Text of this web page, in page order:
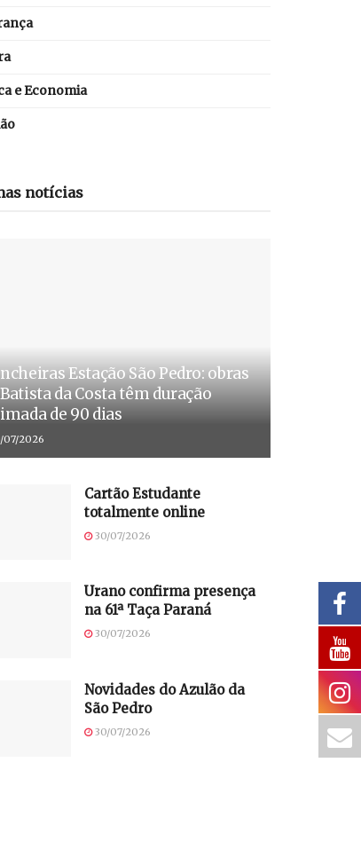
e Economia
notícias
Estação São Pedro: obras
da Costa têm duração
de 90 dias
2026
Cartão Estudante
totalmente online
30/07/2026
Urano confirma presença
na 61ª Taça Paraná
30/07/2026
Novidades do Azulão da
São Pedro
30/07/2026